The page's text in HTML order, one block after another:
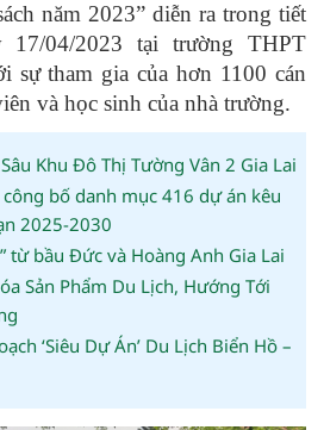
năm 2023” diễn ra trong tiết
17/04/2023 tại trường THPT
sự tham gia của hơn 1100 cán
và học sinh của nhà trường.
Khu Đô Thị Tường Vân 2 Gia Lai
bố danh mục 416 dự án kêu
2025-2030
từ bầu Đức và Hoàng Anh Gia Lai
Sản Phẩm Du Lịch, Hướng Tới
‘Siêu Dự Án’ Du Lịch Biển Hồ –